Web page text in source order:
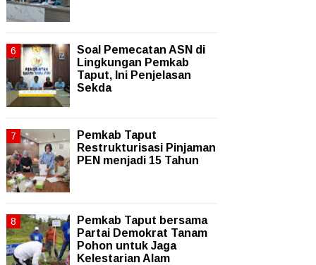
Soal Pemecatan ASN di
Lingkungan Pemkab
Taput, Ini Penjelasan
Sekda
Pemkab Taput
Restrukturisasi Pinjaman
PEN menjadi 15 Tahun‎
Pemkab Taput bersama
Partai Demokrat Tanam
Pohon untuk Jaga
Kelestarian Alam